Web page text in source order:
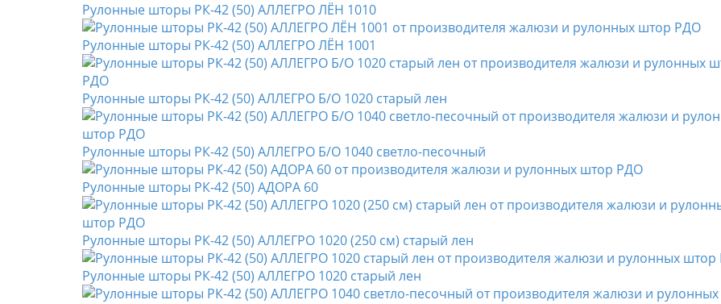
Рулонные шторы РК-42 (50) АЛЛЕГРО ЛЁН 1010
Рулонные шторы РК-42 (50) АЛЛЕГРО ЛЁН 1001
Рулонные шторы РК-42 (50) АЛЛЕГРО Б/О 1020 старый лен
Рулонные шторы РК-42 (50) АЛЛЕГРО Б/О 1040 светло-песочный
Рулонные шторы РК-42 (50) АДОРА 60
Рулонные шторы РК-42 (50) АЛЛЕГРО 1020 (250 см) старый лен
Рулонные шторы РК-42 (50) АЛЛЕГРО 1020 старый лен